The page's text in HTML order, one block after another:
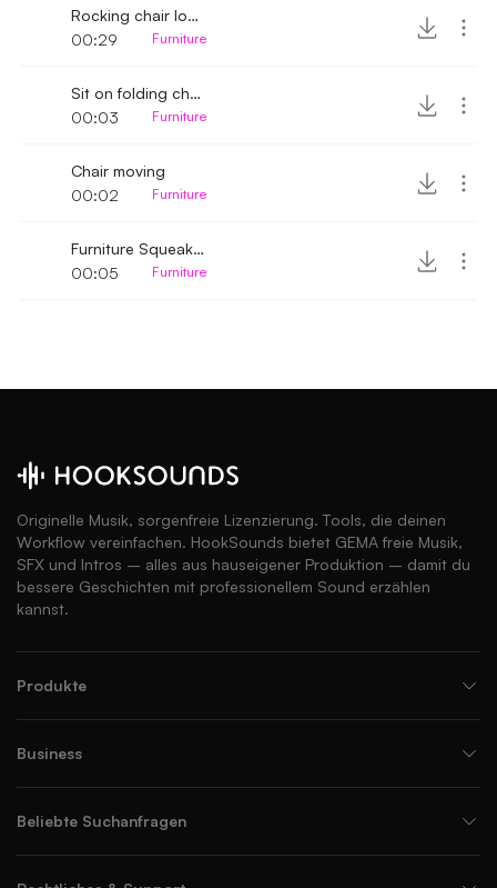
Rocking chair loud creak
00:29
Furniture
Sit on folding chair
00:03
Furniture
Chair moving
00:02
Furniture
Furniture Squeaking
00:05
Furniture
Originelle Musik, sorgenfreie Lizenzierung. Tools, die deinen
Workflow vereinfachen. HookSounds bietet GEMA freie Musik,
SFX und Intros – alles aus hauseigener Produktion – damit du
bessere Geschichten mit professionellem Sound erzählen
kannst.
Produkte
Business
Beliebte Suchanfragen